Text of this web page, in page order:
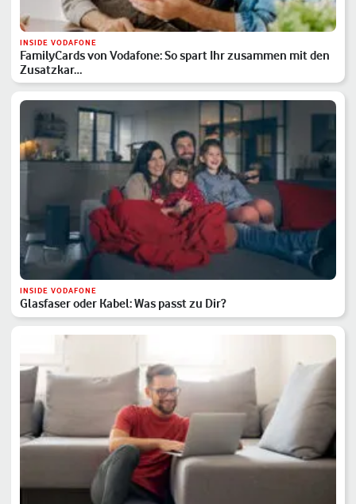
INSIDE VODAFONE
FamilyCards von Vodafone: So spart Ihr zusammen mit den
Zusatzkar…
INSIDE VODAFONE
Glasfaser oder Kabel: Was passt zu Dir?